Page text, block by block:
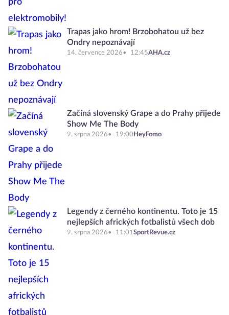
Trapas jako hrom! Brzobohatou už bez
Ondry nepoznávají
14. července 2026 12:45AHA.cz
Začíná slovenský Grape a do Prahy přijede
Show Me The Body
9. srpna 2026 19:00 HeyFomo
Legendy z černého kontinentu. Toto je 15
nejlepších afrických fotbalistů všech dob
9. srpna 2026 11:01SportRevue.cz